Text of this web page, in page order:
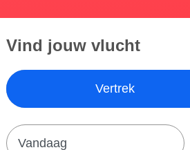
Vind jouw vlucht
Vertrek